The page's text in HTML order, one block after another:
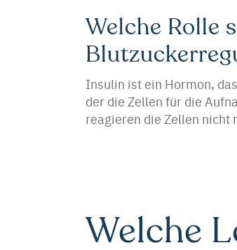
Welche Rolle
Insulin ist ein Hormon,
der die Zellen für die
reagieren die Zellen
Welche